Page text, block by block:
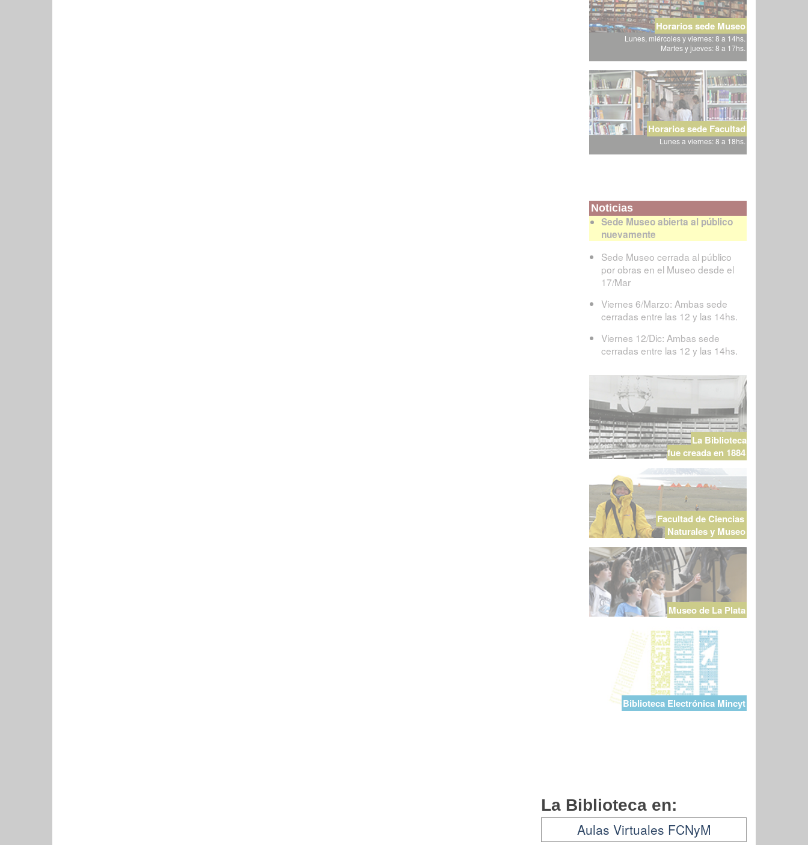
Horarios sede Museo
Lunes, miércoles y viernes: 8 a 14hs.
Martes y jueves: 8 a 17hs.
Horarios sede Facultad
Lunes a viernes: 8 a 18hs.
Noticias
Sede Museo abierta al público
nuevamente
Sede Museo cerrada al público
por obras en el Museo desde el
17/Mar
Viernes 6/Marzo: Ambas sede
cerradas entre las 12 y las 14hs.
Viernes 12/Dic: Ambas sede
cerradas entre las 12 y las 14hs.
La Biblioteca
fue creada en 1884
Facultad de Ciencias
Naturales y Museo
Museo de La Plata
Biblioteca Electrónica Mincyt
La Biblioteca en:
Aulas Virtuales FCNyM